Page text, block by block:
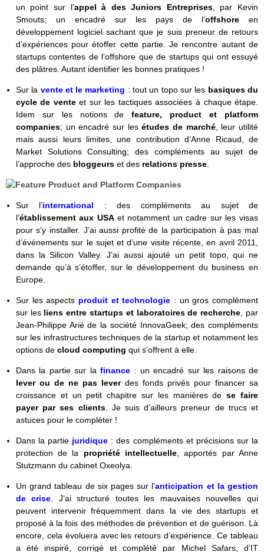
un point sur l’appel à des Juniors Entreprises, par Kevin
Smouts; un encadré sur les pays de l’offshoreen
développement logiciel sachant que je suis preneur de retours
d’expériences pour étoffer cette partie. Je rencontre autant de
startups contentes de l’offshore que de startups qui ont essuyé
des plâtres. Autant identifier les bonnes pratiques !
Sur la vente et le marketing : tout un topo sur les basiques du
cycle de venteet sur les tactiques associées à chaque étape.
Idem sur les notions defeature, product et platform
companies; un encadré sur lesétudes de marché, leur utilité
mais aussi leurs limites, une contribution d’Anne Ricaud, de
Market Solutions Consulting; des compléments au sujet de
l’approche des bloggeurs et des relations presse.
Sur l’international : des compléments au sujet de
l’établissement aux USA et notamment un cadre sur les visas
pour s’y installer. J’ai aussi profité de la participation à pas mal
d’événements sur le sujet et d’une visite récente, en avril 2011,
dans la Silicon Valley. J’ai aussi ajouté un petit topo, qui ne
demande qu’à s’étoffer, sur le développement du business en
Europe.
Sur les aspects produit et technologie : un gros complément
sur les liens entre startups et laboratoires de recherche , par
Jean-Philippe Arié de la société InnovaGeek; des compléments
sur les infrastructures techniques de la startup et notamment les
options de cloud computing qui s’offrent à elle.
Dans la partie sur lafinance : un encadré sur les raisons de
lever ou de ne pas lever des fonds privés pour financer sa
croissance et un petit chapitre sur les manières dese faire
payer par ses clients. Je suis d’ailleurs preneur de trucs et
astuces pour le compléter !
Dans la partie juridique : des compléments et précisions sur la
protection de la propriété intellectuelle, apportés par Anne
Stutzmann du cabinet Oxeolya.
Un grand tableau de six pages sur l’anticipation et la gestion
de crise. J’ai structuré toutes les mauvaises nouvelles qui
peuvent intervenir fréquemment dans la vie des startups et
proposé à la fois des méthodes de prévention et de guérison. Là
encore, cela évoluera avec les retours d’expérience. Ce tableau
a été inspiré, corrigé et complété par Michel Safars, d’IT